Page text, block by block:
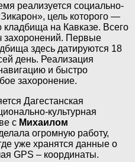
реализуется социально-
цель которого —
на Кавказе. Всего
захоронений. Первые
здесь датируются 18
день. Реализация
и быстро
захоронение.
Дагестанская
культурная
с Михаилом
огромную работу,
уже хранятся данные о
GPS – координаты.